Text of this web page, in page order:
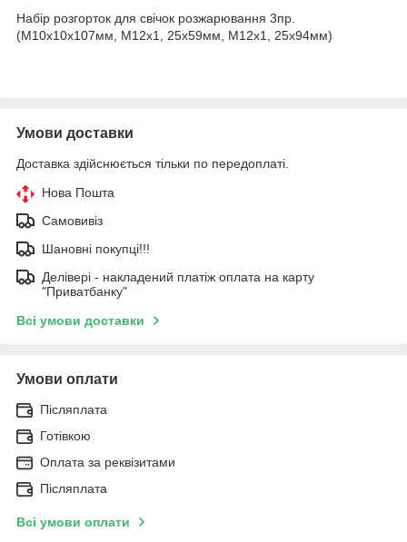
Набір розгорток для свічок розжарювання 3пр.
(M10x10x107мм, М12х1, 25х59мм, М12х1, 25х94мм)
Умови доставки
Доставка здійснюється тільки по передоплаті.
Нова Пошта
Самовивіз
Шановні покупці!!!
Делівері - накладений платіж оплата на карту
"Приватбанку"
Всі умови доставки
Умови оплати
Післяплата
Готівкою
Оплата за реквізитами
Післяплата
Всі умови оплати